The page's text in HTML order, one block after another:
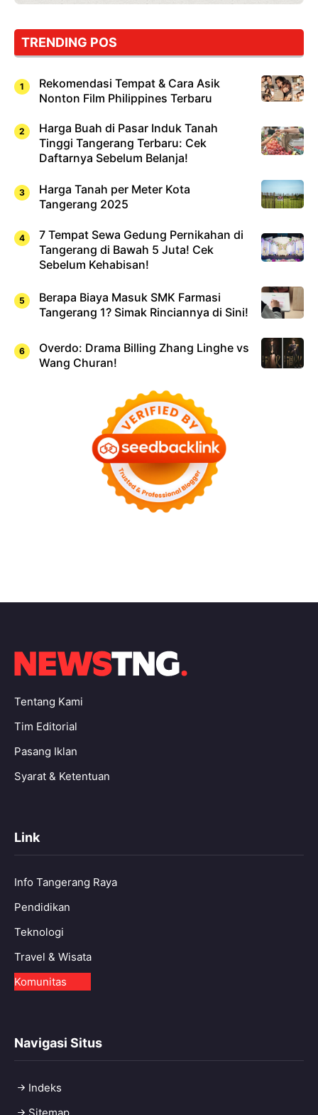
Dicoba,
Cuma
Sushi!
TRENDING POS
Rekomendasi Tempat & Cara Asik
Nonton Film Philippines Terbaru
Harga Buah di Pasar Induk Tanah
Tinggi Tangerang Terbaru: Cek
Daftarnya Sebelum Belanja!
Harga Tanah per Meter Kota
Tangerang 2025
7 Tempat Sewa Gedung Pernikahan di
Tangerang di Bawah 5 Juta! Cek
Sebelum Kehabisan!
Berapa Biaya Masuk SMK Farmasi
Tangerang 1? Simak Rinciannya di Sini!
Overdo: Drama Billing Zhang Linghe vs
Wang Churan!
Tentang Kami
Tim Editorial
Pasang Iklan
Syarat & Ketentuan
Link
Info Tangerang Raya
Pendidikan
Teknologi
Travel & Wisata
Komunitas
Navigasi Situs
Indeks